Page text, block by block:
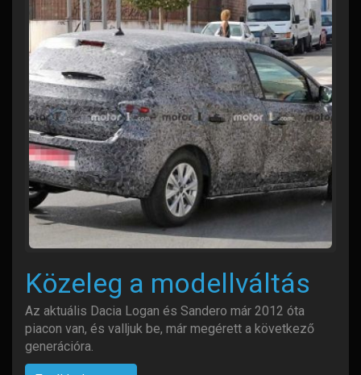
Közeleg a modellváltás
Az aktuális Dacia Logan és Sandero már 2012 óta
piacon van, és valljuk be, már megérett a következő
generációra.